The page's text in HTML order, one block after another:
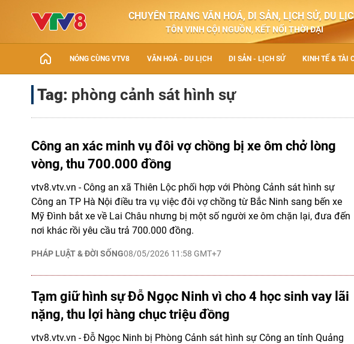
CHUYÊN TRANG VĂN HOÁ, DI SẢN, LỊCH SỬ, DU
TÔN VINH CỘI NGUỒN, KẾT NỐI THỜI ĐẠI
NÓNG CÙNG VTV8 VĂN HOÁ - DU LỊCH DI SẢN - LỊCH SỬ KINH TẾ & TÀI
Tag: phòng cảnh sát hình sự
Công an xác minh vụ đôi vợ chồng bị xe ôm chở lòng
vòng, thu 700.000 đồng
PHÁP LUẬT & ĐỜI SỐNG08/05/2026 11:58 GMT+7
vtv8.vtv.vn - Công an xã Thiên Lộc phối hợp với Phòng Cảnh sát hình sự
Công an TP Hà Nội điều tra vụ việc đôi vợ chồng từ Bắc Ninh sang bến xe
Mỹ Đình bắt xe về Lai Châu nhưng bị một số người xe ôm chặn lại, đưa đến
nơi khác rồi yêu cầu trả 700.000 đồng.
Tạm giữ hình sự Đỗ Ngọc Ninh vì cho 4 học sinh vay lãi
nặng, thu lợi hàng chục triệu đồng
vtv8.vtv.vn - Đỗ Ngọc Ninh bị Phòng Cảnh sát hình sự Công an tỉnh Quảng